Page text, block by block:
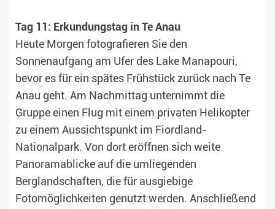
Tag 11: Erkundungstag in Te Anau
Heute Morgen fotografieren Sie den
Sonnenaufgang am Ufer des Lake Manapouri,
bevor es für ein spätes Frühstück zurück nach Te
Anau geht. Am Nachmittag unternimmt die
Gruppe einen Flug mit einem privaten Helikopter
zu einem Aussichtspunkt im Fiordland-
Nationalpark. Von dort eröffnen sich weite
Panoramablicke auf die umliegenden
Berglandschaften, die für ausgiebige
Fotomöglichkeiten genutzt werden. Anschließend